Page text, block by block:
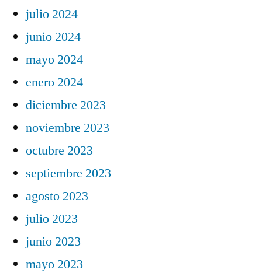
julio 2024
junio 2024
mayo 2024
enero 2024
diciembre 2023
noviembre 2023
octubre 2023
septiembre 2023
agosto 2023
julio 2023
junio 2023
mayo 2023